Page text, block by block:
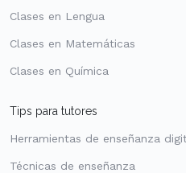
Clases en Lengua
Clases en Matemáticas
Clases en Química
Tips para tutores
Herramientas de enseñanza
Técnicas de enseñanza